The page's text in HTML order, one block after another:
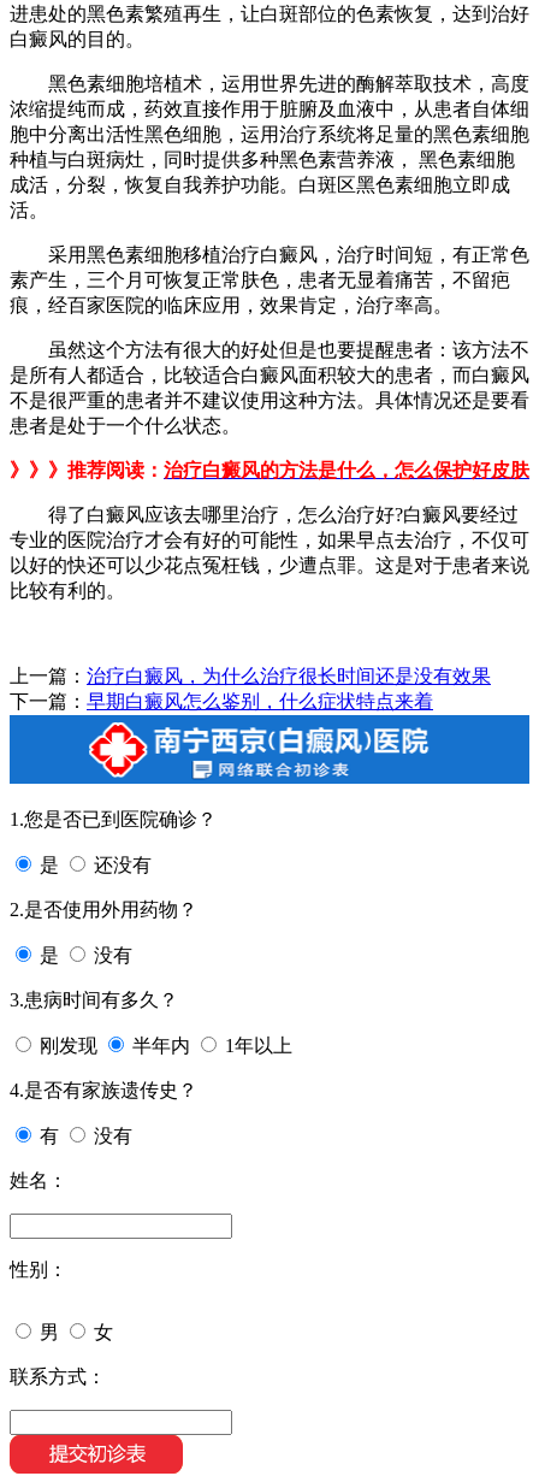
进患处的黑色素繁殖再生，让白斑部位的色素恢复，达到治好
白癜风的目的。
黑色素细胞培植术，运用世界先进的酶解萃取技术，高度
浓缩提纯而成，药效直接作用于脏腑及血液中，从患者自体细
胞中分离出活性黑色细胞，运用治疗系统将足量的黑色素细胞
种植与白斑病灶，同时提供多种黑色素营养液， 黑色素细胞
成活，分裂，恢复自我养护功能。白斑区黑色素细胞立即成
活。
采用黑色素细胞移植治疗白癜风，治疗时间短，有正常色
素产生，三个月可恢复正常肤色，患者无显着痛苦，不留疤
痕，经百家医院的临床应用，效果肯定，治疗率高。
虽然这个方法有很大的好处但是也要提醒患者：该方法不
是所有人都适合，比较适合白癜风面积较大的患者，而白癜风
不是很严重的患者并不建议使用这种方法。具体情况还是要看
患者是处于一个什么状态。
》》》推荐阅读： 治疗白癜风的方法是什么，怎么保护好皮肤
得了白癜风应该去哪里治疗，怎么治疗好?白癜风要经过
专业的医院治疗才会有好的可能性，如果早点去治疗，不仅可
以好的快还可以少花点冤枉钱，少遭点罪。这是对于患者来说
比较有利的。
上一篇： 治疗白癜风，为什么治疗很长时间还是没有效果
下一篇： 早期白癜风怎么鉴别，什么症状特点来着
1.您是否已到医院确诊？
是 还没有
2.是否使用外用药物？
是 没有
3.患病时间有多久？
刚发现 半年内 1年以上
4.是否有家族遗传史？
有 没有
姓名：
性别：
男 女
联系方式：